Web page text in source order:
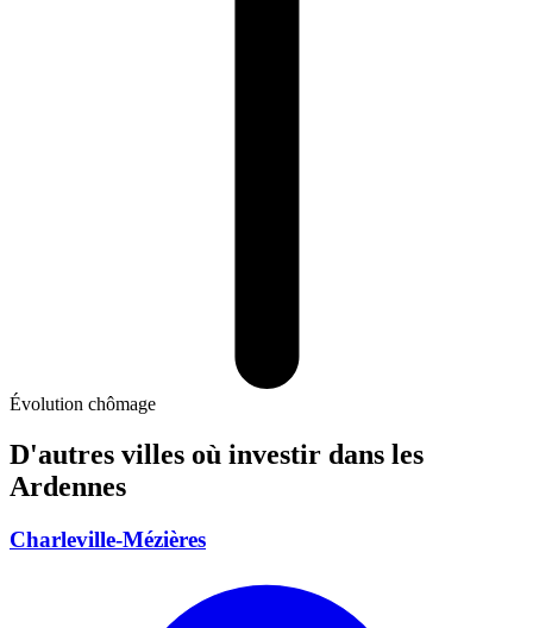
Évolution chômage
D'autres villes où investir dans les
Ardennes
Charleville-Mézières